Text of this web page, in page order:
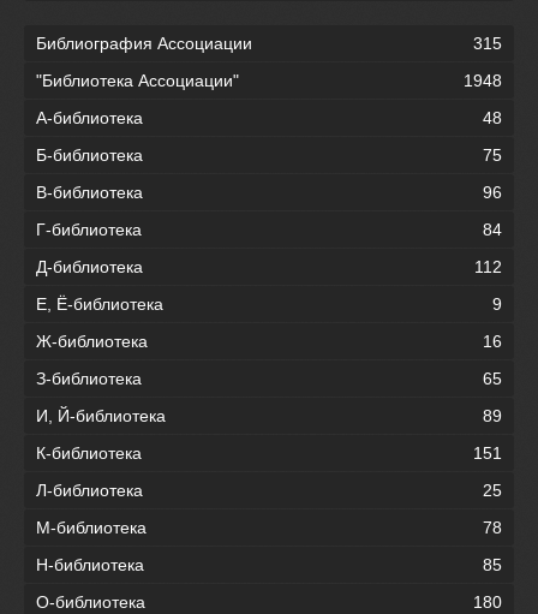
Библиография Ассоциации
315
"Библиотека Ассоциации"
1948
А-библиотека
48
Б-библиотека
75
В-библиотека
96
Г-библиотека
84
Д-библиотека
112
Е, Ё-библиотека
9
Ж-библиотека
16
З-библиотека
65
И, Й-библиотека
89
К-библиотека
151
Л-библиотека
25
М-библиотека
78
Н-библиотека
85
О-библиотека
180